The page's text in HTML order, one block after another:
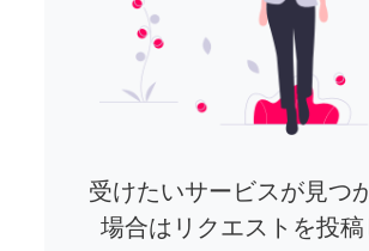
受けたいサービスが見つ
場合はリクエストを投稿